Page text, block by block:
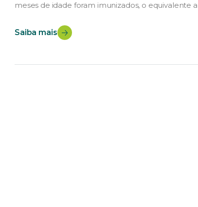
meses de idade foram imunizados, o equivalente
Saiba mais